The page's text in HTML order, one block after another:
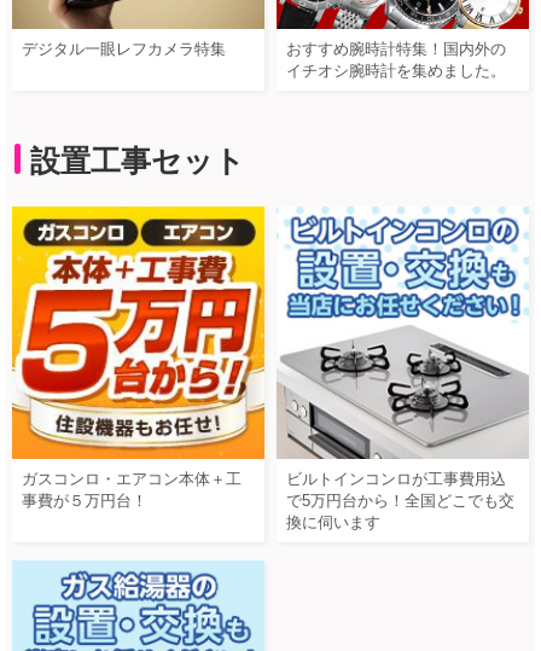
デジタル一眼レフカメラ特集
おすすめ腕時計特集！国内外の
イチオシ腕時計を集めました。
設置工事セット
ガスコンロ・エアコン本体＋工
事費が５万円台！
ビルトインコンロが工事費用込
で5万円台から！全国どこでも交
換に伺います